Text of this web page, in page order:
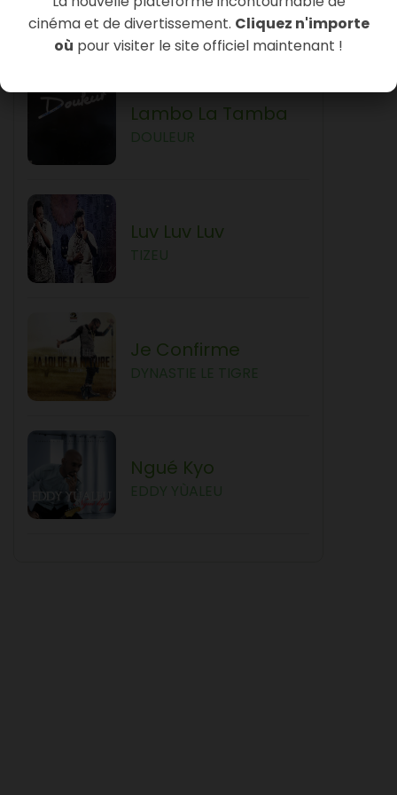
DYNASTIE LE TIGRE
Lambo La Tamba
Luv Luv Luv
Je Confirme
Ngué Kyo
cinéma et de divertissement. Cliquez n'importe
où pour visiter le site officiel maintenant !